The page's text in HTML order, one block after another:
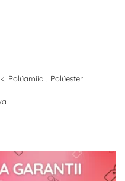
Polüamiid , Polüester